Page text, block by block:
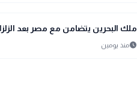
bolt
عاجل
ملك البحرين يتضامن مع مصر بعد
scheduleمنذ يومين